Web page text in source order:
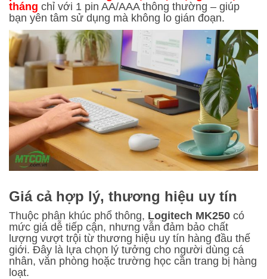
tháng chỉ với 1 pin AA/AAA thông thường – giúp
bạn yên tâm sử dụng mà không lo gián đoạn.
Giá cả hợp lý, thương hiệu uy tín
Thuộc phân khúc phổ thông, Logitech MK250 có
mức giá dễ tiếp cận, nhưng vẫn đảm bảo chất
lượng vượt trội từ thương hiệu uy tín hàng đầu thế
giới. Đây là lựa chọn lý tưởng cho người dùng cá
nhân, văn phòng hoặc trường học cần trang bị hàng
loạt.